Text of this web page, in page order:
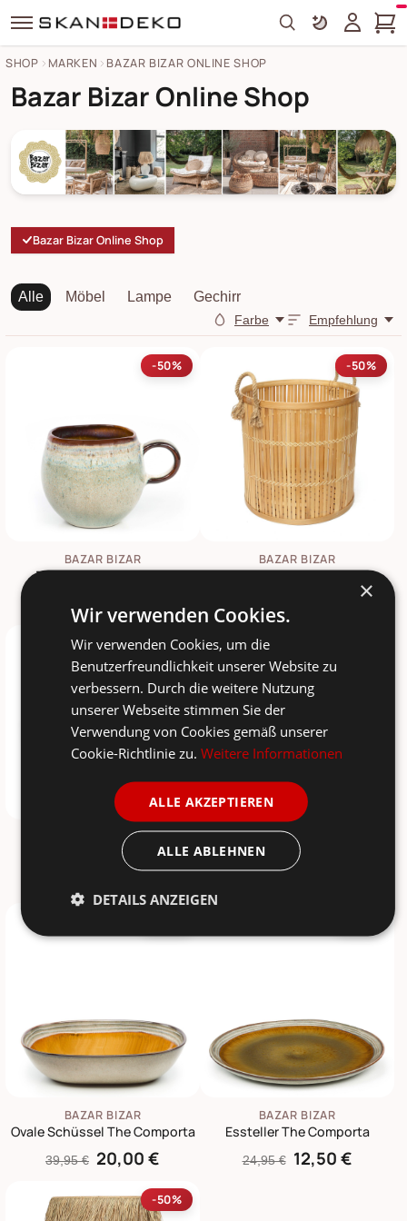
Search
SHOP MARKEN BAZAR BIZAR ONLINE SHOP
Bazar Bizar Online Shop
Bazar Bizar Online Shop
Alle Möbel Lampe Gechirr
Farbe Empfehlung
-50%
BAZAR BIZAR
The Comporta Becher
-50%
BAZAR BIZAR
Bambus Korb
-50%
BAZAR BIZAR
Müslischale The Comporta
BAZAR BIZAR
The Comporta Dipschale
BAZAR BIZAR
Ovale Schüssel The Comporta
39,95 € 20,00 €
BAZAR BIZAR
Essteller The Comporta
24,95 € 12,50 €
-50%
×
Wir verwenden Cookies.
Wir verwenden Cookies, um die
Benutzerfreundlichkeit unserer Website zu
verbessern. Durch die weitere Nutzung
unserer Webseite stimmen Sie der
Verwendung von Cookies gemäß unserer
Cookie-Richtlinie zu. Weitere Informationen
ALLE AKZEPTIEREN
ALLE ABLEHNEN
DETAILS ANZEIGEN